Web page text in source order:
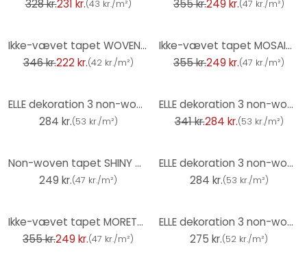
328 kr.231 kr.(43 kr./m²) 355 kr.249 kr.(47 kr./m²)
Ikke-vævet tapet WOVEN Elle Decoration 4, benzin
346 kr.222 kr.(42 kr./m²)
Ikke-vævet tapet MOSAIQUE Elle Decoration 4, beige
355 kr.249 kr.(47 kr./m²)
ELLE dekoration 3 non-woven tapet sort
284 kr.(53 kr./m²)
ELLE dekoration 3 non-woven tapet hvid
341 kr.284 kr.(53 kr./m²)
Non-woven tapet SHINY CONCRETE Elle Decoration 4, lysegrå
249 kr.(47 kr./m²)
ELLE dekoration 3 non-woven tapet hvid
284 kr.(53 kr./m²)
Ikke-vævet tapet MORETTA Elle Decoration 4, taupe
355 kr.249 kr.(47 kr./m²)
ELLE dekoration 3 non-woven tapet creme
275 kr.(52 kr./m²)